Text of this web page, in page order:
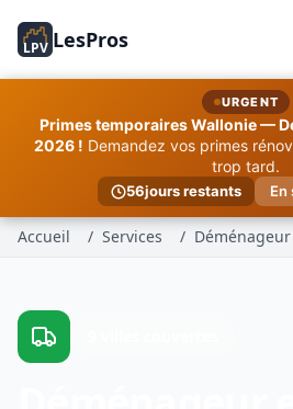
LPV LesPros
URGENT
Primes temporaires Wallonie —
2026 ! Demandez vos primes
trop tard.
56jours restants En
Accueil / Services / Déménageur